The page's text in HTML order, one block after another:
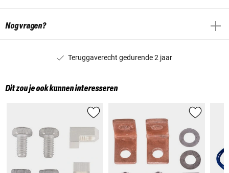
Nog vragen?
Teruggaverecht gedurende 2 jaar
Dit zou je ook kunnen interesseren